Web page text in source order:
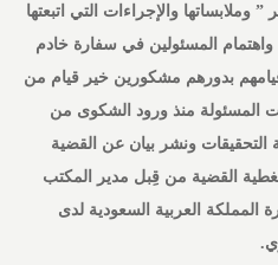
وملابساتها والإجراءات التي اتبعتها
واهتمام المسئولين في سفارة خادم
بدورهم مشكورين خير قيام من
المسئولة منذ ورود الشكوى من
التحقيقات ونشر بيان عن القضية
القضية من قِبل مدير المكتب
المملكة العربية السعودية لدى